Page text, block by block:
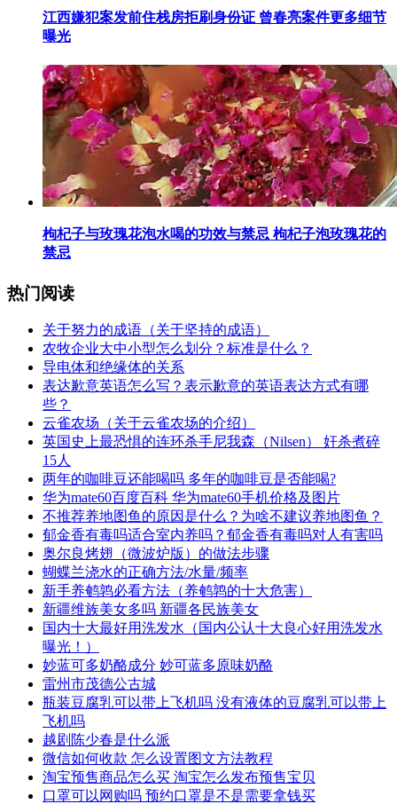
​江西嫌犯案发前住栈房拒刷身份证 曾春亮案件更多细节
曝光
​枸杞子与玫瑰花泡水喝的功效与禁忌 枸杞子泡玫瑰花的
禁忌
热门阅读
​关于努力的成语（关于坚持的成语）
​农牧企业大中小型怎么划分？标准是什么？
​导电体和绝缘体的关系
​表达歉意英语怎么写？表示歉意的英语表达方式有哪
些？
​云雀农场（关于云雀农场的介绍）
​英国史上最恐惧的连环杀手尼我森（Nilsen） 奸杀煮碎
15人
​两年的咖啡豆还能喝吗 多年的咖啡豆是否能喝?
​华为mate60百度百科 华为mate60手机价格及图片
​不推荐养地图鱼的原因是什么？为啥不建议养地图鱼？
​郁金香有毒吗适合室内养吗？郁金香有毒吗对人有害吗
​奥尔良烤翅（微波炉版）的做法步骤
​蝴蝶兰浇水的正确方法/水量/频率
​新手养鹌鹑必看方法（养鹌鹑的十大危害）
​新疆维族美女多吗 新疆各民族美女
​国内十大最好用洗发水（国内公认十大良心好用洗发水
曝光！）
​妙蓝可多奶酪成分 妙可蓝多原味奶酪
​雷州市茂德公古城
​瓶装豆腐乳可以带上飞机吗 没有液体的豆腐乳可以带上
飞机吗
​越剧陈少春是什么派
​微信如何收款 怎么设置图文方法教程
​淘宝预售商品怎么买 淘宝怎么发布预售宝贝
​口罩可以网购吗 预约口罩是不是需要拿钱买